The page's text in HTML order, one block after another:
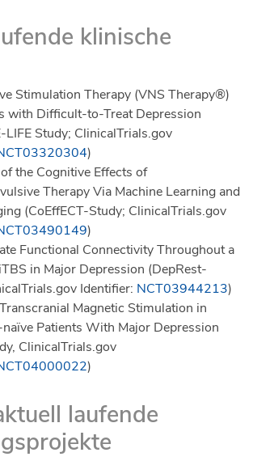
klinische
Stimulation Therapy (VNS Therapy®)
with Difficult-to-Treat Depression
LIFE Study; ClinicalTrials.gov
)
the Cognitive Effects of
Therapy Via Machine Learning and
(CoEffECT-Study; ClinicalTrials.gov
)
Functional Connectivity Throughout a
in Major Depression (DepRest-
Identifier: NCT03944213)
Magnetic Stimulation in
Patients With Major Depression
ClinicalTrials.gov
)
laufende